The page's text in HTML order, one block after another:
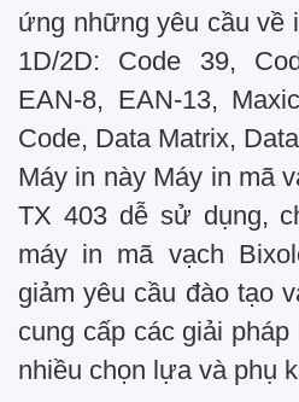
ứng những yêu cầu về
1D/2D: Code 39,
EAN-8, EAN-13,
Code, Data Matrix,
Máy in này Máy in mã
TX 403 dễ sử dụng,
máy in mã vạch
giảm yêu cầu đào tạo
cung cấp các giải
nhiều chọn lựa và phụ